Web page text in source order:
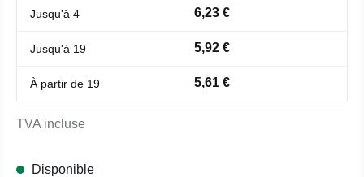
Jusqu'à 4 6,23 €
Jusqu'à 19 5,92 €
À partir de 19 5,61 €
TVA incluse
Disponible